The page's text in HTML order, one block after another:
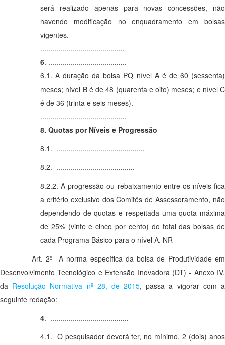
será realizado apenas para novas concessões, não
havendo modificação no enquadramento em bolsas
vigentes.
..........................................
6. .......................................
6.1. A duração da bolsa PQ nível A é de 60 (sessenta)
meses; nível B é de 48 (quarenta e oito) meses; e nível C
é de 36 (trinta e seis meses).
...........................................
8. Quotas por Níveis e Progressão
8.1. ............................................
8.2. .......................................
8.2.2. A progressão ou rebaixamento entre os níveis fica
a critério exclusivo dos Comitês de Assessoramento, não
dependendo de quotas e respeitada uma quota máxima
de 25% (vinte e cinco por cento) do total das bolsas de
cada Programa Básico para o nível A. NR
Art. 2º A norma específica da bolsa de Produtividade em
Desenvolvimento Tecnológico e Extensão Inovadora (DT) - Anexo IV,
da Resolução Normativa nº 28, de 2015, passa a vigorar com a
seguinte redação:
4. .......................................
4.1. O pesquisador deverá ter, no mínimo, 2 (dois) anos